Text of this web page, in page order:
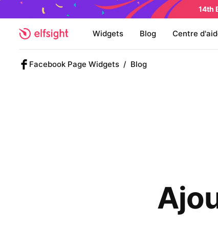
14th
Widgets Blog Centre
Facebook Page Widgets / Blog